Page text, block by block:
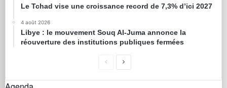
Le Tchad vise une croissance record de 7,3% d’ici 2027
4 août 2026
Libye : le mouvement Souq Al-Juma annonce la
réouverture des institutions publiques fermées